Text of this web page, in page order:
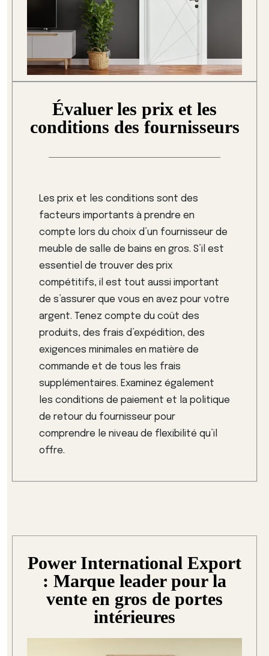
Évaluer les prix et les
conditions des fournisseurs
Les prix et les conditions sont des
facteurs importants à prendre en
compte lors du choix d’un fournisseur de
meuble de salle de bains en gros. S’il est
essentiel de trouver des prix
compétitifs, il est tout aussi important
de s’assurer que vous en avez pour votre
argent. Tenez compte du coût des
produits, des frais d’expédition, des
exigences minimales en matière de
commande et de tous les frais
supplémentaires. Examinez également
les conditions de paiement et la politique
de retour du fournisseur pour
comprendre le niveau de flexibilité qu’il
offre.
Power International Export
: Marque leader pour la
vente en gros de portes
intérieures